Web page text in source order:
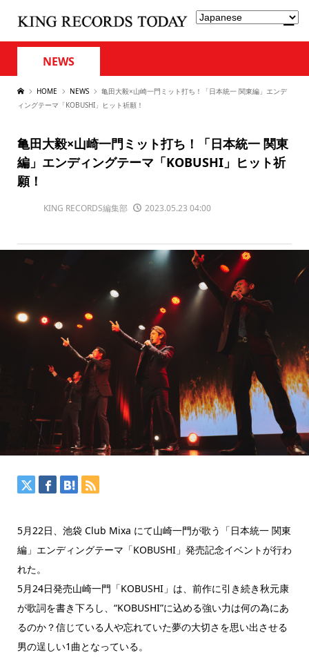
NEWS
HOME NEWS
亀田大毅×山崎一門ミット打ち！「日本統一 関東編」エンデ
ィングテーマ「KOBUSHI」ヒット祈願！
亀田大毅×山崎一門ミット打ち！「日本統一 関東
編」エンディングテーマ「KOBUSHI」ヒット祈
願！
KING RECORDS編集部 2023.05.23 04:00
5月22日、池袋 Club Mixa にて山崎一門が歌う「日本統一 関東
編」エンディングテーマ「KOBUSHI」発売記念イベントが行わ
れた。
5月24日発売山崎一門「KOBUSHI」は、前作に引き続き秋元康
が歌詞を書き下ろし、“KOBUSHI”に込める強い力は何の為にあ
るのか？信じている人や忘れていた夢の大切さを思い出させる
男の逞しい1曲となっている。